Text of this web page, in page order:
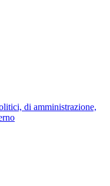
di amministrazione,